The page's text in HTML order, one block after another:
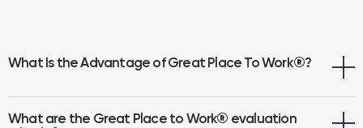
What Is the Advantage of Great Place To Work®?
What are the Great Place to Work® evaluation